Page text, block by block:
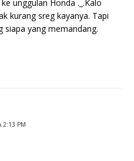
unggulan Honda ._.Kalo
kurang sreg kayanya. Tapi
siapa yang memandang.
2:13 PM